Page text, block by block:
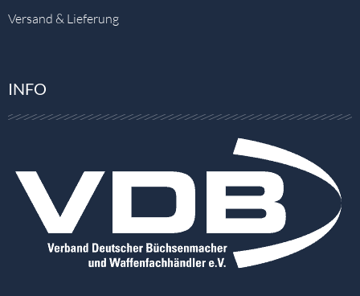
Versand & Lieferung
INFO